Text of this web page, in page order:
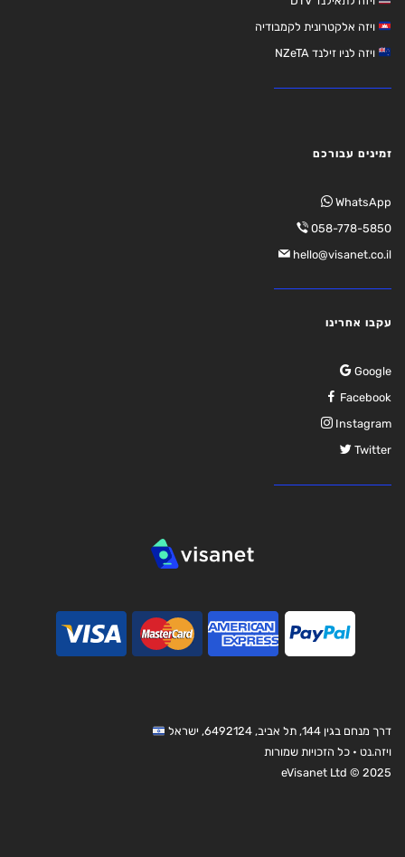
ויזה אלקטרונית לקמבודיה
ויזה לניו זילנד NZeTA
זמינים עבורכם
WhatsApp
058-778-5850
hello@visanet.co.il
עקבו אחרינו
Google
Facebook
Instagram
Twitter
דרך מנחם בגין 144, תל אביב, 6492124, ישראל
ויזה.נט • כל הזכויות שמורות
eVisanet Ltd © 2025